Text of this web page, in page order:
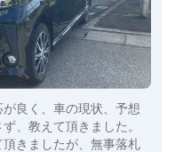
良く、車の現状、予想
、教えて頂きました。
きましたが、無事落札